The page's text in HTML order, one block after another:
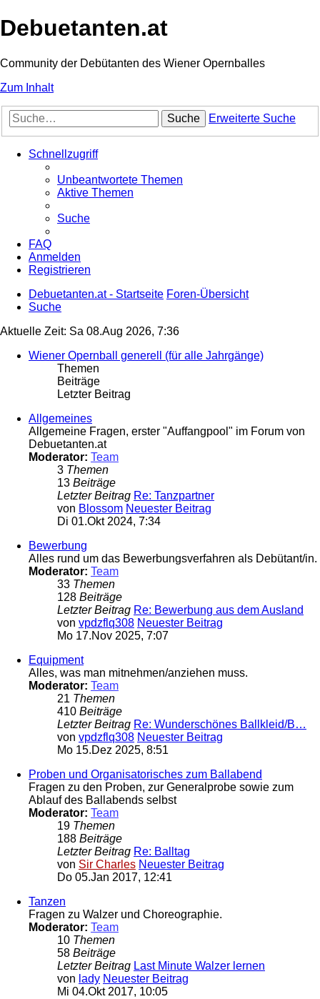
Debuetanten.at
Community der Debütanten des Wiener Opernballes
Zum Inhalt
Suche Erweiterte Suche
Schnellzugriff
Unbeantwortete Themen
Aktive Themen
Suche
FAQ
Anmelden
Registrieren
Debuetanten.at - Startseite Foren-Übersicht
Suche
Aktuelle Zeit: Sa 08.Aug 2026, 7:36
Wiener Opernball generell (für alle Jahrgänge)
Themen
Beiträge
Letzter Beitrag
Allgemeines
Allgemeine Fragen, erster "Auffangpool" im Forum von
Debuetanten.at
Moderator: Team
3 Themen
13 Beiträge
Letzter Beitrag Re: Tanzpartner
von Blossom Neuester Beitrag
Di 01.Okt 2024, 7:34
Bewerbung
Alles rund um das Bewerbungsverfahren als Debütant/in.
Moderator: Team
33 Themen
128 Beiträge
Letzter Beitrag Re: Bewerbung aus dem Ausland
von vpdzflq308 Neuester Beitrag
Mo 17.Nov 2025, 7:07
Equipment
Alles, was man mitnehmen/anziehen muss.
Moderator: Team
21 Themen
410 Beiträge
Letzter Beitrag Re: Wunderschönes Ballkleid/B…
von vpdzflq308 Neuester Beitrag
Mo 15.Dez 2025, 8:51
Proben und Organisatorisches zum Ballabend
Fragen zu den Proben, zur Generalprobe sowie zum
Ablauf des Ballabends selbst
Moderator: Team
19 Themen
188 Beiträge
Letzter Beitrag Re: Balltag
von Sir Charles Neuester Beitrag
Do 05.Jan 2017, 12:41
Tanzen
Fragen zu Walzer und Choreographie.
Moderator: Team
10 Themen
58 Beiträge
Letzter Beitrag Last Minute Walzer lernen
von lady Neuester Beitrag
Mi 04.Okt 2017, 10:05